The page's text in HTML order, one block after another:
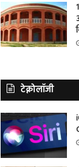
टेक्नोलॉजी